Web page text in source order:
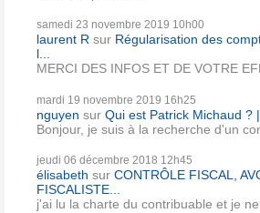
samedi 23 novembre 2019 10h00
laurent R sur Régularisation des
l...
MERCI DES INFOS ET DE VOTRE
mardi 19 novembre 2019 16h25
nguyen sur Qui est Patrick Michaud ?
Bonjour, je suis à la recherche d'un
jeudi 06 décembre 2018 12h45
élisabeth sur CONTRÔLE FISCAL,
FISCALISTE...
j'ai lu la charte du contribuable et je ne